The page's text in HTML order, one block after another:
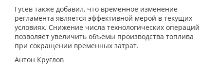
Гусев также добавил, что временное изменение
регламента является эффективной мерой в текущих
условиях. Снижение числа технологических операций
позволяет увеличить объемы производства топлива
при сокращении временных затрат.
Антон Круглов